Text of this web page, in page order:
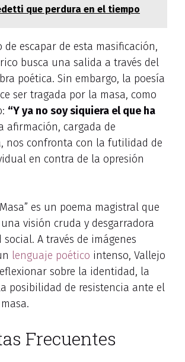
que perdura en el tiempo
escapar de esta masificación,
busca una salida a través del
poética. Sin embargo, la poesía
ser tragada por la masa, como
“Y ya no soy siquiera el que ha
afirmación, cargada de
nos confronta con la futilidad de
en contra de la opresión
es un poema magistral que
visión cruda y desgarradora
A través de imágenes
lenguaje poético intenso, Vallejo
sobre la identidad, la
posibilidad de resistencia ante el
Frecuentes